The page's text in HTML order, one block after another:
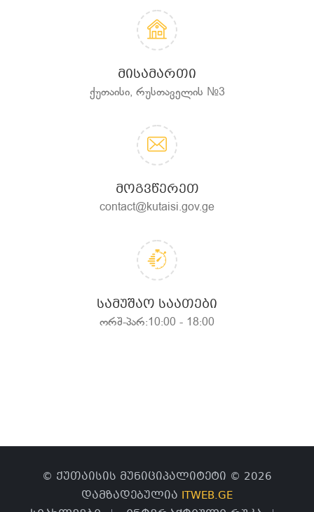
ᲛᲘᲡᲐᲛᲐᲠᲗᲘ
ქუთაისი, რუსთაველის №3
ᲛᲝᲒᲕᲬᲔᲠᲔᲗ
contact@kutaisi.gov.ge
ᲡᲐᲛᲣᲨᲐᲝ ᲡᲐᲐᲗᲔᲑᲘ
ორშ-პარ:10:00 - 18:00
© ქუთაისის მუნიციპალიტეტი © 2026
დამზადებულია ITWEB.GE